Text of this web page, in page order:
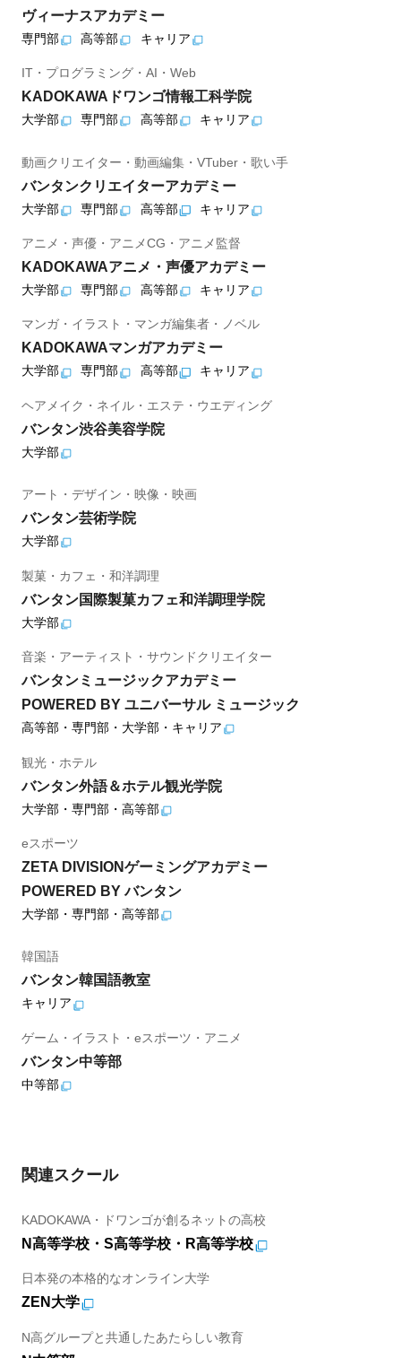
ヴィーナスアカデミー
専門部 高等部 キャリア
IT・プログラミング・AI・Web
KADOKAWAドワンゴ情報工科学院
大学部 専門部 高等部 キャリア
動画クリエイター・動画編集・VTuber・歌い手
バンタンクリエイターアカデミー
大学部 専門部 高等部 キャリア
アニメ・声優・アニメCG・アニメ監督
KADOKAWAアニメ・声優アカデミー
大学部 専門部 高等部 キャリア
マンガ・イラスト・マンガ編集者・ノベル
KADOKAWAマンガアカデミー
大学部 専門部 高等部 キャリア
ヘアメイク・ネイル・エステ・ウエディング
バンタン渋谷美容学院
大学部
アート・デザイン・映像・映画
バンタン芸術学院
大学部
製菓・カフェ・和洋調理
バンタン国際製菓カフェ和洋調理学院
大学部
音楽・アーティスト・サウンドクリエイター
バンタンミュージックアカデミー
POWERED BY ユニバーサル ミュージック
高等部・専門部・大学部・キャリア
観光・ホテル
バンタン外語＆ホテル観光学院
大学部・専門部・高等部
eスポーツ
ZETA DIVISIONゲーミングアカデミー
POWERED BY バンタン
大学部・専門部・高等部
韓国語
バンタン韓国語教室
キャリア
ゲーム・イラスト・eスポーツ・アニメ
バンタン中等部
中等部
関連スクール
KADOKAWA・ドワンゴが創るネットの高校
N高等学校・S高等学校・R高等学校
日本発の本格的なオンライン大学
ZEN大学
N高グループと共通したあたらしい教育